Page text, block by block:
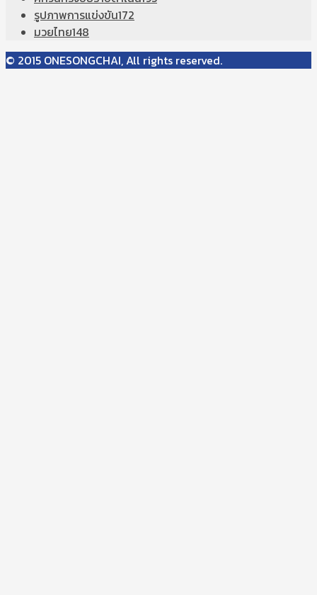
รูปภาพการแข่งขัน172
มวยไทย148
© 2015 ONESONGCHAI, All rights reserved.